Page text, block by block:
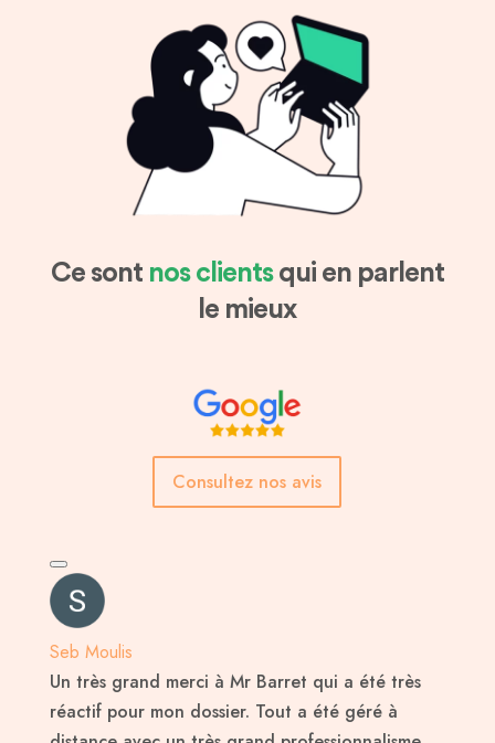
Ce sont nos clientsqui en parlent
le mieux
Consultez nos avis
Seb Moulis
Un très grand merci à Mr Barret qui a été très
réactif pour mon dossier. Tout a été géré à